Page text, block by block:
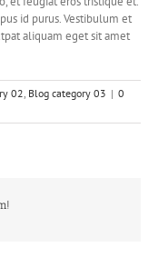
id purus. Vestibulum et
aliquam eget sit amet
02, Blog category 03 | 0